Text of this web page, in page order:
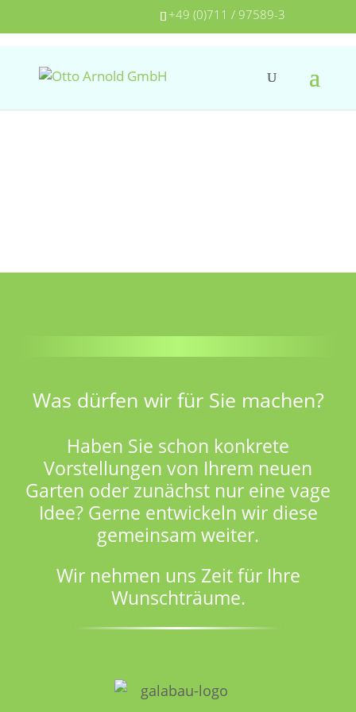
+49 (0)711 / 97589-3
Was dürfen wir für Sie machen?
Haben Sie schon konkrete
Vorstellungen von Ihrem neuen
Garten oder zunächst nur eine vage
Idee? Gerne entwickeln wir diese
gemeinsam weiter.
Wir nehmen uns Zeit für Ihre
Wunschträume.